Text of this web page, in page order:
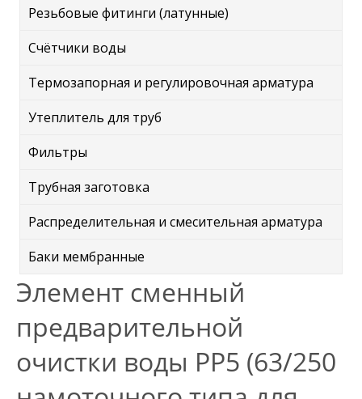
Резьбовые фитинги (латунные)
Счётчики воды
Термозапорная и регулировочная арматура
Утеплитель для труб
Фильтры
Трубная заготовка
Распределительная и смесительная арматура
Баки мембранные
Элемент сменный
предварительной
очистки воды РР5 (63/250